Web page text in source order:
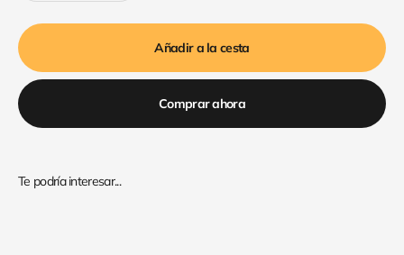
Añadir a la cesta
Comprar ahora